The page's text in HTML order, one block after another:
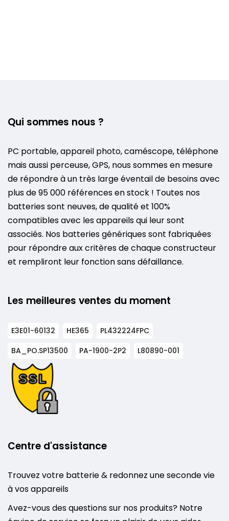
Qui sommes nous ?
PC portable, appareil photo, caméscope, téléphone
mais aussi perceuse, GPS, nous sommes en mesure
de répondre à un très large éventail de besoins avec
plus de 95 000 références en stock ! Toutes nos
batteries sont neuves, de qualité et 100%
compatibles avec les appareils qui leur sont
associés. Nos batteries génériques sont fabriquées
pour répondre aux critères de chaque constructeur
et rempliront leur fonction sans défaillance.
Les meilleures ventes du moment
E3E01-60132 HE365
PL432224FPC
BA_PO.SP13500
PA-1900-2P2 L80890-001
Centre d'assistance
Trouvez votre batterie & redonnez une seconde vie
à vos appareils
Avez-vous des questions sur nos produits? Notre